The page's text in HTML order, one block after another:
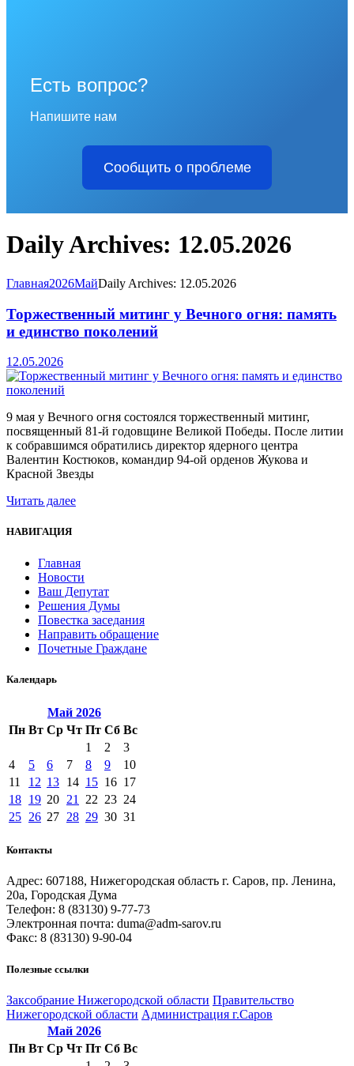
Есть вопрос?
Напишите нам
Сообщить о проблеме
Daily Archives: 12.05.2026
Главная2026МайDaily Archives: 12.05.2026
Торжественный митинг у Вечного огня: память
и единство поколений
12.05.2026
9 мая у Вечного огня состоялся торжественный митинг,
посвященный 81-й годовщине Великой Победы. После литии
к собравшимся обратились директор ядерного центра
Валентин Костюков, командир 94-ой орденов Жукова и
Красной Звезды
Читать далее
НАВИГАЦИЯ
Главная
Новости
Ваш Депутат
Решения Думы
Повестка заседания
Направить обращение
Почетные Граждане
Календарь
Май 2026
Пн Вт Ср Чт Пт Сб Вс
1
2
3
4
5 6 7 8 9
10
11
12 13 14 15 16 17
18 19 20 21 22 23 24
25 26 27 28 29 30 31
Контакты
Адрес: 607188, Нижегородская область г. Саров, пр. Ленина,
20а, Городская Дума
Телефон: 8 (83130) 9-77-73
Электронная почта: duma@adm-sarov.ru
Факс: 8 (83130) 9-90-04
Полезные ссылки
Закcобрание Нижегородской области Правительство
Нижегородской области Администрация г.Саров
Май 2026
Пн Вт Ср Чт Пт Сб Вс